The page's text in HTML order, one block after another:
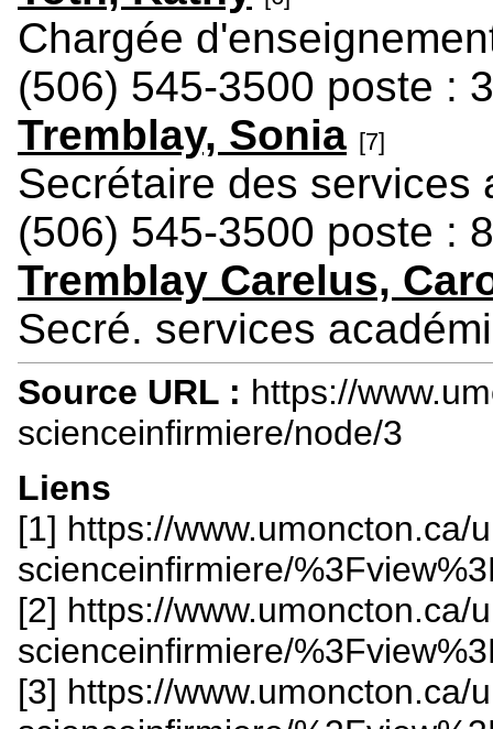
Chargée
(506) 545-3500 poste :
Tremblay, Sonia [7]
Secrétaire des services
(506) 545-3500 poste :
Tremblay Carelus,
Secré. services
Source URL : https://
scienceinfirmiere/node/3
Liens
[1] https://www.umoncton.ca/
scienceinfirmiere/
[2] https://www.umoncton.ca/
scienceinfirmiere/
[3] https://www.umoncton.ca/